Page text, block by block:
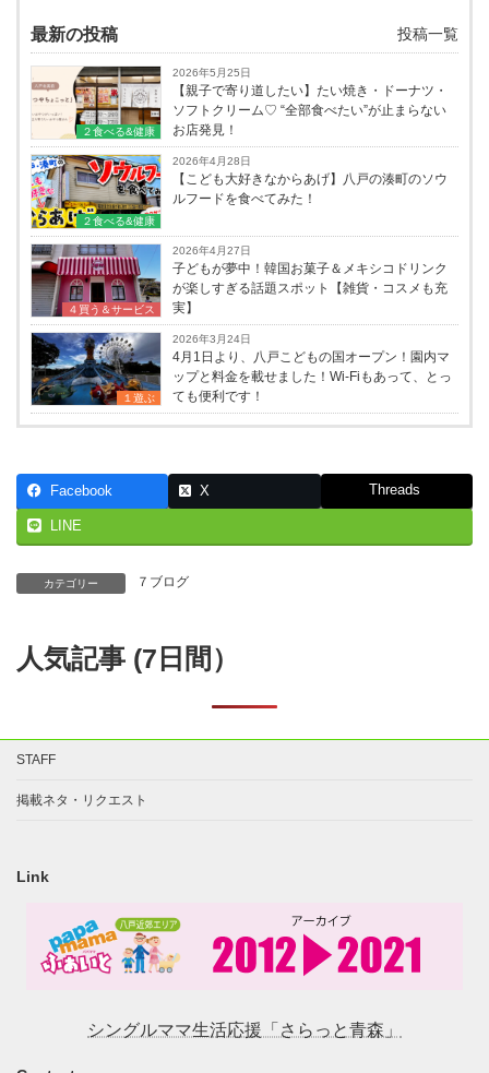
最新の投稿 投稿一覧
２食べる&健康
2026年5月25日
【親子で寄り道したい】たい焼き・ドーナツ・
ソフトクリーム♡ “全部食べたい”が止まらない
お店発見！
２食べる&健康
2026年4月28日
【こども大好きなからあげ】八戸の湊町のソウ
ルフードを食べてみた！
４買う＆サービス
2026年4月27日
子どもが夢中！韓国お菓子＆メキシコドリンク
が楽しすぎる話題スポット【雑貨・コスメも充
実】
１遊ぶ
2026年3月24日
4月1日より、八戸こどもの国オープン！園内マ
ップと料金を載せました！Wi-Fiもあって、とっ
ても便利です！
Facebook X Threads
LINE
カテゴリー ７ブログ
人気記事 (7日間）
STAFF
掲載ネタ・リクエスト
Link
シングルママ生活応援「さらっと青森」